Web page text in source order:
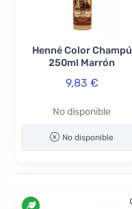
Henné Color Champú
250ml Marrón
9,83 €
No disponible
No disponible